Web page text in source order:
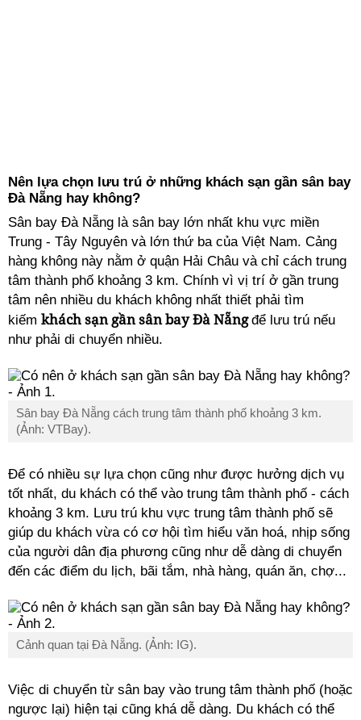
Nên lựa chọn lưu trú ở những khách sạn gần sân bay
Đà Nẵng hay không?
Sân bay Đà Nẵng là sân bay lớn nhất khu vực miền
Trung - Tây Nguyên và lớn thứ ba của Việt Nam. Cảng
hàng không này nằm ở quận Hải Châu và chỉ cách trung
tâm thành phố khoảng 3 km. Chính vì vị trí ở gần trung
tâm nên nhiều du khách không nhất thiết phải tìm
kiếm khách sạn gần sân bay Đà Nẵngđể lưu trú nếu
như phải di chuyển nhiều.
Sân bay Đà Nẵng cách trung tâm thành phố khoảng 3 km.
(Ảnh: VTBay).
Để có nhiều sự lựa chọn cũng như được hưởng dịch vụ
tốt nhất, du khách có thể vào trung tâm thành phố - cách
khoảng 3 km. Lưu trú khu vực trung tâm thành phố sẽ
giúp du khách vừa có cơ hội tìm hiểu văn hoá, nhịp sống
của người dân địa phương cũng như dễ dàng di chuyển
đến các điểm du lịch, bãi tắm, nhà hàng, quán ăn, chợ...
Cảnh quan tại Đà Nẵng. (Ảnh: IG).
Việc di chuyển từ sân bay vào trung tâm thành phố (hoặc
ngược lại) hiện tại cũng khá dễ dàng. Du khách có thể